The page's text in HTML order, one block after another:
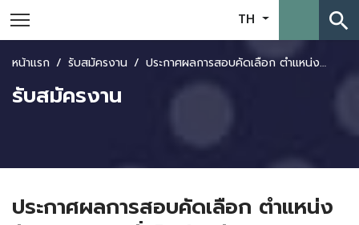
TH search
หน้าแรก รับสมัครงาน ประกาศผลการสอบคัดเลือก ตำแหน่งนักบริหารงานทั่วไป (ปฏิบัติงานการเงิน)
รับสมัครงาน
ประกาศผลการสอบคัดเลือก ตำแหน่ง